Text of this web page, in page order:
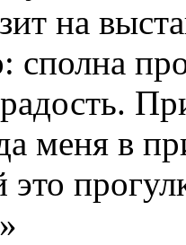
на
сполна
меня в